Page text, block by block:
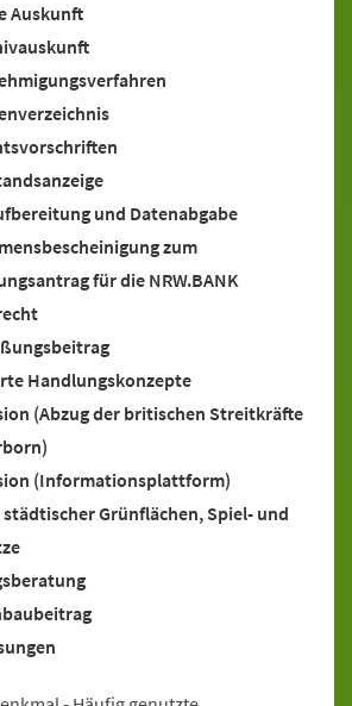
Auskunft
und Datenabgabe
zum
für die NRW.BANK
Handlungskonzepte
(Abzug der britischen Streitkräfte
(Informationsplattform)
städtischer Grünflächen, Spiel- und